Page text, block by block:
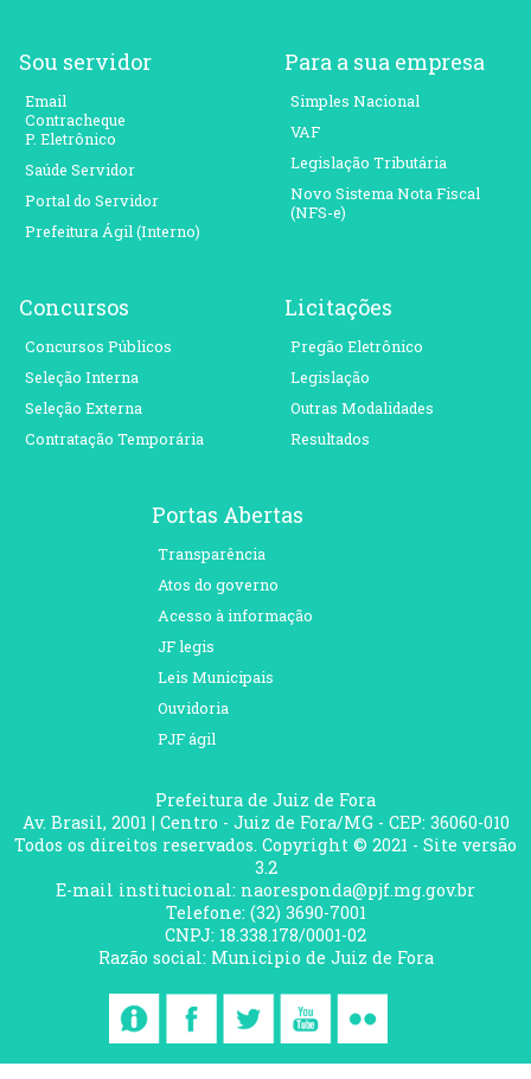
Sou servidor
Email
Contracheque
P. Eletrônico
Saúde Servidor
Portal do Servidor
Prefeitura Ágil (Interno)
Para a sua empresa
Simples Nacional
VAF
Legislação Tributária
Novo Sistema Nota Fiscal
(NFS-e)
Concursos
Concursos Públicos
Seleção Interna
Seleção Externa
Contratação Temporária
Licitações
Pregão Eletrônico
Legislação
Outras Modalidades
Resultados
Portas Abertas
Transparência
Atos do governo
Acesso à informação
JF legis
Leis Municipais
Ouvidoria
PJF ágil
Prefeitura de Juiz de Fora
Av. Brasil, 2001 | Centro - Juiz de Fora/MG - CEP: 36060-010
Todos os direitos reservados. Copyright © 2021 - Site versão
3.2
E-mail institucional: naoresponda@pjf.mg.gov.br
Telefone: (32) 3690-7001
CNPJ: 18.338.178/0001-02
Razão social: Municipio de Juiz de Fora